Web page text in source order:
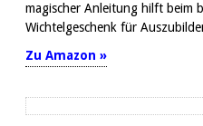
magischer Anleitung hilft beim
Wichtelgeschenk für
Zu Amazon »